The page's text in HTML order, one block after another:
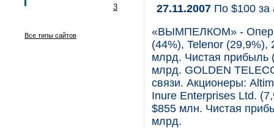
3
Все типы сайтов
27.11.2007 По $100 за
«ВЫМПЕЛКОМ» -
(44%), Telenor (29,9%),
млрд. Чистая прибыль
млрд. GOLDEN
связи. Акционеры:
Inure Enterprises Ltd.
$855 млн. Чистая
млрд.